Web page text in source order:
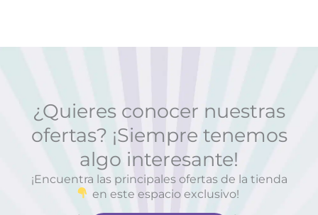
¿Quieres conocer nuestras
ofertas? ¡Siempre tenemos
algo interesante!
¡Encuentra las principales ofertas de la tienda
en este espacio exclusivo!